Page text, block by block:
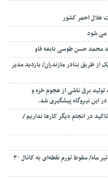
هلال احمر کشور
می شود
محمد حسن طوسی نابغه فاو
از طریق بنادر مازندران/ بازدید مدیر
تولید برق ناشی از هجوم خزه و
این نیروگاه پیشگیری شد.
در انجام دیگر کارها نداریم /
ثبت کمترین تورم ماهانه ۱۶ ماه اخیر در تیر ماه/ سقوط تورم نقطه‌ای به کانال ۳۰